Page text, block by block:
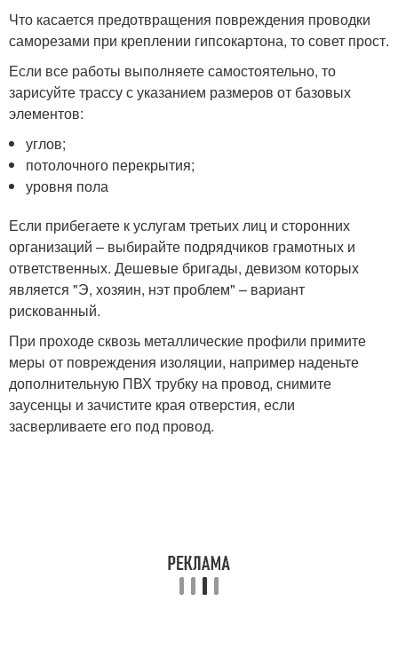
Что касается предотвращения повреждения проводки
саморезами при креплении гипсокартона, то совет прост.
Если все работы выполняете самостоятельно, то
зарисуйте трассу с указанием размеров от базовых
элементов:
углов;
потолочного перекрытия;
уровня пола
Если прибегаете к услугам третьих лиц и сторонних
организаций – выбирайте подрядчиков грамотных и
ответственных. Дешевые бригады, девизом которых
является "Э, хозяин, нэт проблем" – вариант
рискованный.
При проходе сквозь металлические профили примите
меры от повреждения изоляции, например наденьте
дополнительную ПВХ трубку на провод, снимите
заусенцы и зачистите края отверстия, если
засверливаете его под провод.